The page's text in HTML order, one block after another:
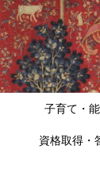
子育て・
資格取得・